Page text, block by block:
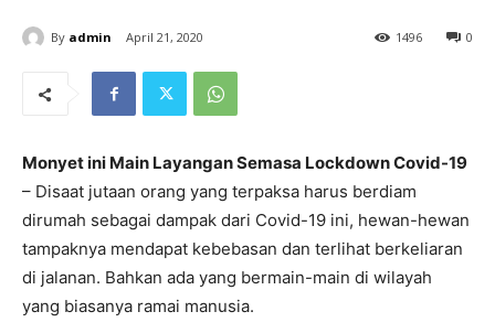
By admin April 21, 2020 0
1496
Monyet ini Main Layangan Semasa Lockdown Covid-19
– Disaat jutaan orang yang terpaksa harus berdiam
dirumah sebagai dampak dari Covid-19 ini, hewan-hewan
tampaknya mendapat kebebasan dan terlihat berkeliaran
di jalanan. Bahkan ada yang bermain-main di wilayah
yang biasanya ramai manusia.